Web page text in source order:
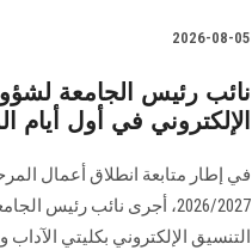
2026-08-05
نائب رئيس الجامعة
الإلكتروني في أول أيام
في إطار متابعة انطلاق أعمال
2026/2027، أجرى نائب
التنسيق الإلكتروني بكليتي